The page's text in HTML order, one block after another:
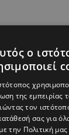
ο
της εμπειρίας
τον
σας για
την Πολιτική μας